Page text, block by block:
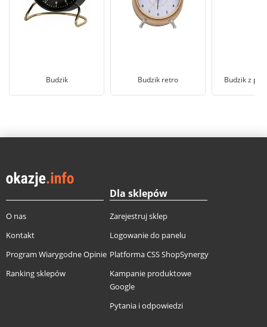
Budzik Budzik retro Budzik z
O nas
Kontakt
Program Wiarygodne Opinie
Ranking sklepów
Dla sklepów
Zarejestruj sklep
Logowanie do panelu
Platforma CSS ShopSynergy
Kampanie produktowe
Google
Pytania i odpowiedzi